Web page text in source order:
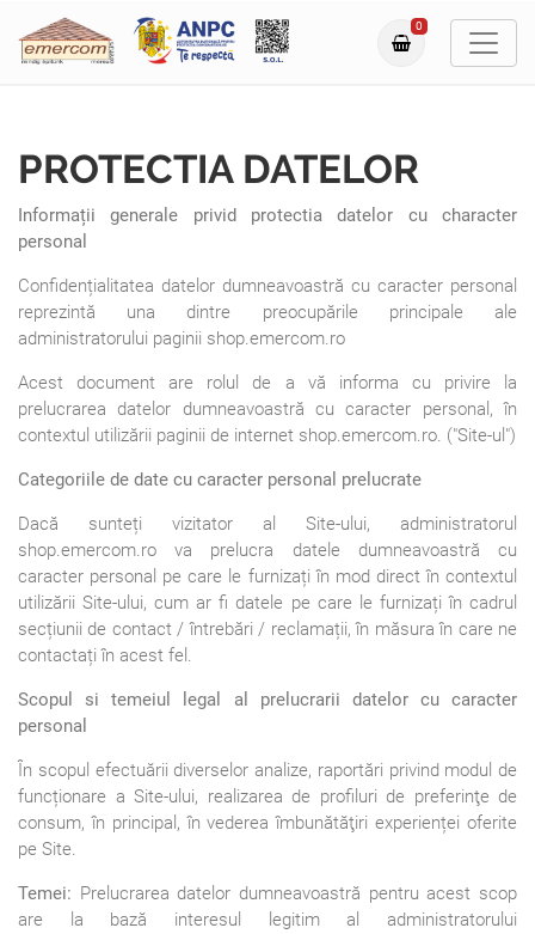
0
PROTECTIA DATELOR
Informații generale privid protectia datelor cu character
personal
Confidențialitatea datelor dumneavoastră cu caracter personal
reprezintă una dintre preocupările principale ale
administratorului paginii shop.emercom.ro
Acest document are rolul de a vă informa cu privire la
prelucrarea datelor dumneavoastră cu caracter personal, în
contextul utilizării paginii de internet shop.emercom.ro. ("Site-ul")
Categoriile de date cu caracter personal prelucrate
Dacă sunteți vizitator al Site-ului, administratorul
shop.emercom.ro va prelucra datele dumneavoastră cu
caracter personal pe care le furnizați în mod direct în contextul
utilizării Site-ului, cum ar fi datele pe care le furnizați în cadrul
secțiunii de contact / întrebări / reclamații, în măsura în care ne
contactați în acest fel.
Scopul si temeiul legal al prelucrarii datelor cu caracter
personal
În scopul efectuării diverselor analize, raportări privind modul de
funcționare a Site-ului, realizarea de profiluri de preferinţe de
consum, în principal, în vederea îmbunătăţiri experienței oferite
pe Site.
Temei: Prelucrarea datelor dumneavoastră pentru acest scop
are la bază interesul legitim al administratorului